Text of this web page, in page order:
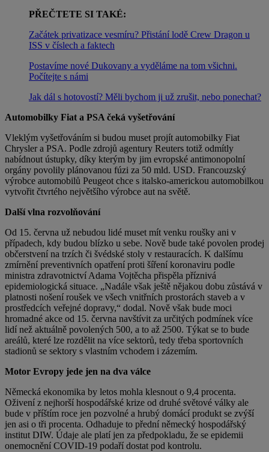
PŘEČTETE SI TAKÉ:
Začátek privatizace vesmíru? Přistání lodě Crew Dragon u
ISS v číslech a faktech
Postavíme nové Dukovany a vyděláme na tom všichni.
Počítejte s námi
Jak dál s hotovostí? Měli bychom ji už zrušit, nebo ponechat?
Automobilky Fiat a PSA čeká vyšetřování
Vleklým vyšetřováním si budou muset projít automobilky Fiat
Chrysler a PSA. Podle zdrojů agentury Reuters totiž odmítly
nabídnout ústupky, díky kterým by jim evropské antimonopolní
orgány povolily plánovanou fúzi za 50 mld. USD. Francouzský
výrobce automobilů Peugeot chce s italsko-americkou automobilkou
vytvořit čtvrtého největšího výrobce aut na světě.
Další vlna rozvolňování
Od 15. června už nebudou lidé muset mít venku roušky ani v
případech, kdy budou blízko u sebe. Nově bude také povolen prodej
občerstvení na trzích či švédské stoly v restauracích. K dalšímu
zmírnění preventivních opatření proti šíření koronaviru podle
ministra zdravotnictví Adama Vojtěcha přispěla příznivá
epidemiologická situace. „Nadále však ještě nějakou dobu zůstává v
platnosti nošení roušek ve všech vnitřních prostorách staveb a v
prostředcích veřejné dopravy,“ dodal. Nově však bude moci
hromadné akce od 15. června navštívit za určitých podmínek více
lidí než aktuálně povolených 500, a to až 2500. Týkat se to bude
areálů, které lze rozdělit na více sektorů, tedy třeba sportovních
stadionů se sektory s vlastním vchodem i zázemím.
Motor Evropy jede jen na dva válce
Německá ekonomika by letos mohla klesnout o 9,4 procenta.
Oživení z nejhorší hospodářské krize od druhé světové války ale
bude v příštím roce jen pozvolné a hrubý domácí produkt se zvýší
jen asi o tři procenta. Odhaduje to přední německý hospodářský
institut DIW. Údaje ale platí jen za předpokladu, že se epidemii
onemocnění COVID-19 podaří dostat pod kontrolu.